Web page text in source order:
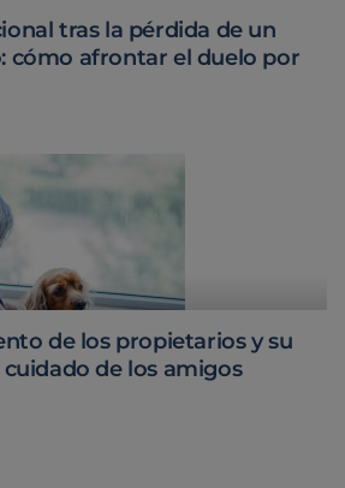
tras la pérdida de un
cómo afrontar el duelo por
de los propietarios y su
de los amigos